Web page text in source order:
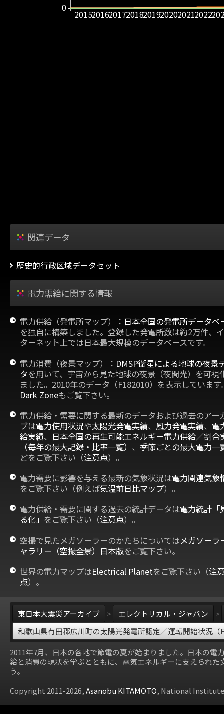
20152016201720182019202020212022
0
関連データ
歴史的行政区域データセット
電力需給に関する情報
電力供給（発電所マップ）： 日本全国の発電所データベ
を独自に構築しました。登録した発電所数は約2万件、
ターネット上では日本最大規模のデータベースです。
電力消費（夜景マップ）： DMSP衛星による地球の夜景
タを用いて、宇宙から見た地球の夜景（夜間光）を可視
ました。2010年のデータ（F182010）を表示しています
Dark Zoneもご覧下さい。
電力供給・需要に関する最新のデータおよび過去のアー
ブは電力使用状況や太陽光発電実績、 風力発電実績、 電
給実績、 日本全国の再生可能エネルギー電力供給／割合
（毎年の最大記録・比率一覧） 、 季節ごとの最大電力一
どをご覧下さい（注意点）。
電力需要に影響を与える最新の気象状況は電力関連気象
をご覧下さい（例えば気温前日比マップ）。
電力供給・需要に関する過去の統計データは電力統計「
る化」 をご覧下さい（注意点）。
空撮で見たメガソーラーのかたちについてはメガソーラ
ャラリー（空撮全景）日本版をご覧下さい。
世界の電力マップはElectrical Planetをご覧下さい（注
点）。
東日本大震災アーカイブ > エレクトリカル・ジャパン
>
和歌山県有田郡広川町の太陽光発電所認定／運転開始状況（
2011年7月、日本の各地で節電の夏が始まりました。日本の電
給と消費の現状を学ぶとともに、電気エネルギーに支えられた
う。
Copyright 2011-2026,Asanobu KITAMOTO, National